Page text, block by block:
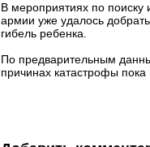
В мероприятиях по поиску
армии уже удалось
гибель ребенка.
По предварительным
причинах катастрофы пока